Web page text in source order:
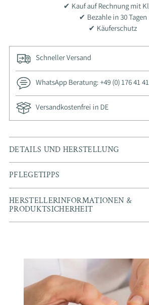
✔ Kauf auf Rechnung mit
✔ Bezahle in 30 Tagen
✔ Käuferschutz
Schneller Versand
WhatsApp Beratung: +49 (0) 176 41
Versandkostenfrei in DE
Adding
product
to
your
cart
DETAILS UND HERSTELLUNG
PFLEGETIPPS
HERSTELLERINFORMATIONEN &
PRODUKTSICHERHEIT